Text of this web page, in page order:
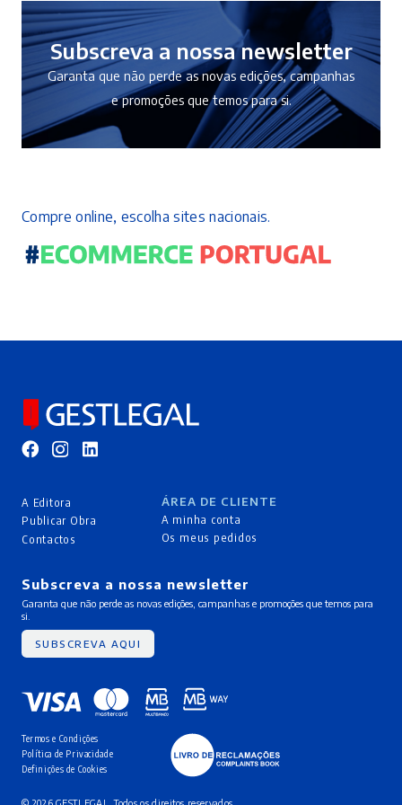
Subscreva a nossa newsletter
Garanta que não perde as novas edições, campanhas
e promoções que temos para si.
Compre online, escolha sites nacionais.
A Editora
Publicar Obra
Contactos
ÁREA DE CLIENTE
A minha conta
Os meus pedidos
Subscreva a nossa newsletter
Garanta que não perde as novas edições, campanhas e promoções que temos para
si.
SUBSCREVA AQUI
Termos e Condições
Política de Privacidade
Definições de Cookies
© 2026 GESTLEGAL. Todos os direitos reservados.